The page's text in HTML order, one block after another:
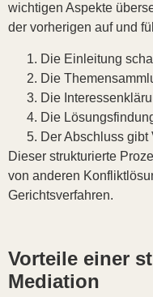
wichtigen Aspekte
der vorherigen auf und
Die Einleitung
Die
Die
Die
Der Abschluss
Dieser strukturierte
von anderen
Gerichtsverfahren.
Vorteile einer
Mediation